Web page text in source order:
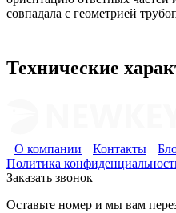
совпадала с геометрией
Технические
О компании Контакты
Политика
Заказать звонок
Оставьте номер и мы вам